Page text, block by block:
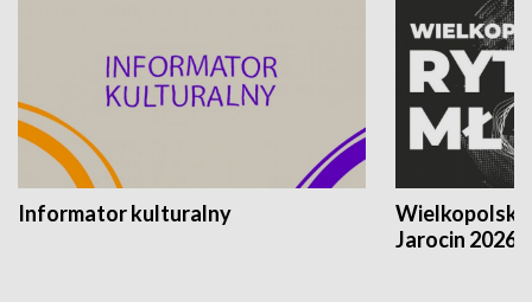
Informator kulturalny
Jarocin 2026